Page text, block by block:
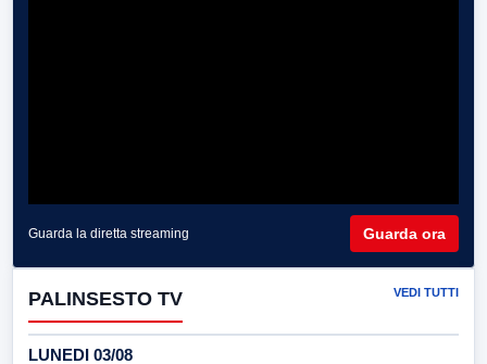
Guarda la diretta streaming Guarda ora
PALINSESTO TV VEDI TUTTI
LUNEDI 03/08